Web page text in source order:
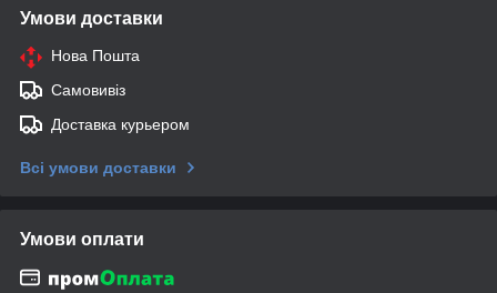
Умови доставки
Нова Пошта
Самовивіз
Доставка курьером
Всі умови доставки
Умови оплати